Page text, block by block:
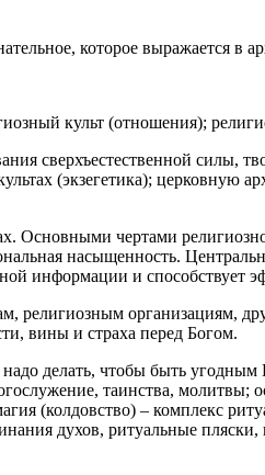
которое выражается в
культ (отношения);
сверхъестественной силы,
(экзегетика); церковную
Основными чертами
насыщенность.
информации и способствует
организациям,
вины и страха перед Богом.
делать, чтобы быть
таинства, молитвы;
(колдовство) – комплекс
духов, ритуальные